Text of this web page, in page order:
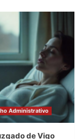
Administrativo
de Vigo